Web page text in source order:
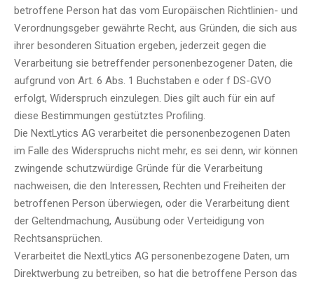
betroffene Person hat das vom Europäischen Richtlinien- und
Verordnungsgeber gewährte Recht, aus Gründen, die sich aus
ihrer besonderen Situation ergeben, jederzeit gegen die
Verarbeitung sie betreffender personenbezogener Daten, die
aufgrund von Art. 6 Abs. 1 Buchstaben e oder f DS-GVO
erfolgt, Widerspruch einzulegen. Dies gilt auch für ein auf
diese Bestimmungen gestütztes Profiling.
Die NextLytics AG verarbeitet die personenbezogenen Daten
im Falle des Widerspruchs nicht mehr, es sei denn, wir können
zwingende schutzwürdige Gründe für die Verarbeitung
nachweisen, die den Interessen, Rechten und Freiheiten der
betroffenen Person überwiegen, oder die Verarbeitung dient
der Geltendmachung, Ausübung oder Verteidigung von
Rechtsansprüchen.
Verarbeitet die NextLytics AG personenbezogene Daten, um
Direktwerbung zu betreiben, so hat die betroffene Person das